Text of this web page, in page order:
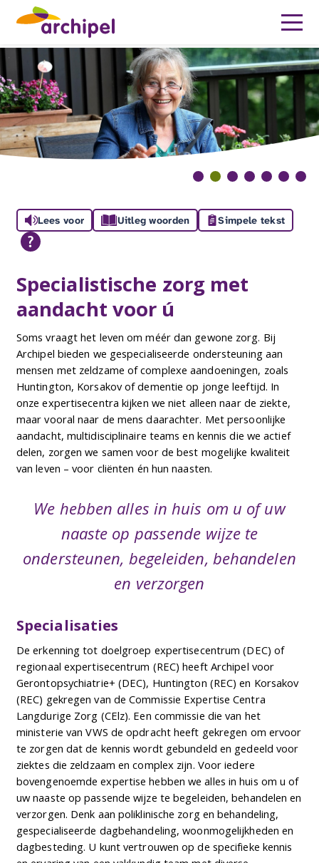
Lees voor Uitleg woorden Simpele tekst
Specialistische zorg met
aandacht voor ú
Soms vraagt het leven om méér dan gewone zorg. Bij
Archipel bieden we gespecialiseerde ondersteuning aan
mensen met zeldzame of complexe aandoeningen, zoals
Huntington, Korsakov of dementie op jonge leeftijd. In
onze expertisecentra kijken we niet alleen naar de ziekte,
maar vooral naar de mens daarachter. Met persoonlijke
aandacht, multidisciplinaire teams en kennis die we actief
delen, zorgen we samen voor de best mogelijke kwaliteit
van leven – voor cliënten én hun naasten.
We hebben alles in huis om u of uw
naaste op passende wijze te
ondersteunen, begeleiden, behandelen
en verzorgen
Specialisaties
De erkenning tot doelgroep expertisecentrum (DEC) of
regionaal expertisecentrum (REC) heeft Archipel voor
Gerontopsychiatrie+ (DEC), Huntington (REC) en Korsakov
(REC) gekregen van de Commissie Expertise Centra
Langdurige Zorg (CElz). Een commissie die van het
ministerie van VWS de opdracht heeft gekregen om ervoor
te zorgen dat de kennis wordt gebundeld en gedeeld voor
ziektes die zeldzaam en complex zijn. Voor iedere
bovengenoemde expertise hebben we alles in huis om u of
uw naaste op passende wijze te begeleiden, behandelen en
verzorgen. Denk aan poliklinische zorg en behandeling,
gespecialiseerde dagbehandeling, woonmogelijkheden en
dagbesteding. U kunt vertrouwen op de specifieke kennis